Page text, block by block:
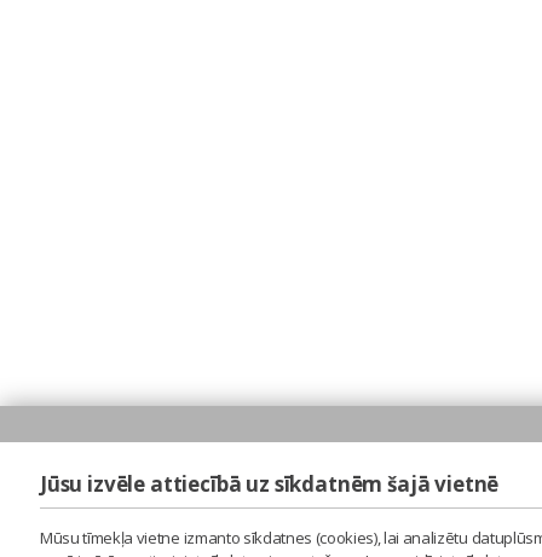
Jūsu izvēle attiecībā uz sīkdatnēm šajā vietnē
Mūsu tīmekļa vietne izmanto sīkdatnes (cookies), lai analizētu